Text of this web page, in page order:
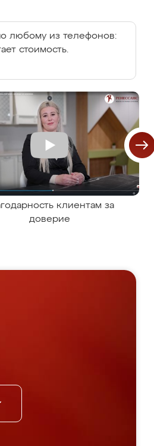
любому из телефонов:
стоимость.
клиентам за
доверие